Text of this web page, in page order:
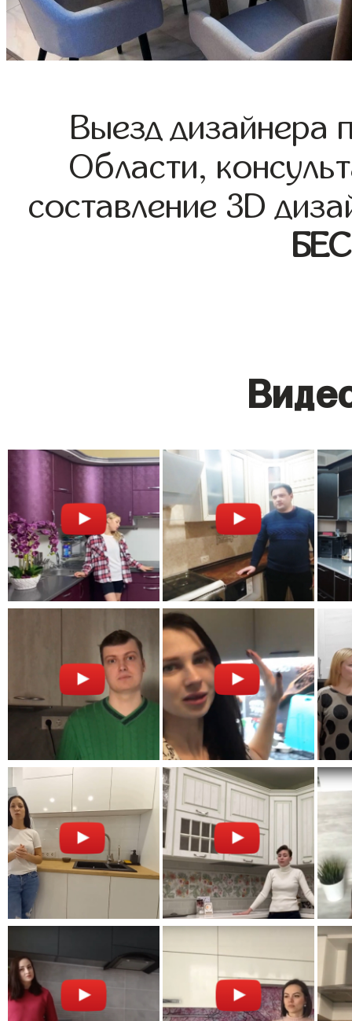
Выезд дизайнера
Области,
составление 3D